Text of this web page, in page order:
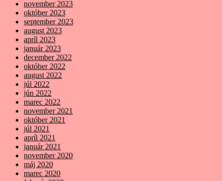
november 2023
október 2023
september 2023
august 2023
apríl 2023
január 2023
december 2022
október 2022
august 2022
júl 2022
jún 2022
marec 2022
november 2021
október 2021
júl 2021
apríl 2021
január 2021
november 2020
máj 2020
marec 2020